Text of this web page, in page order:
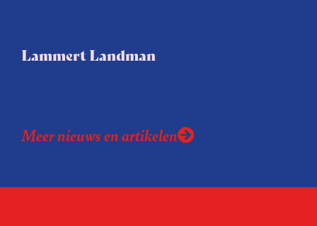
Lammert Landman
Meer nieuws en artikelen